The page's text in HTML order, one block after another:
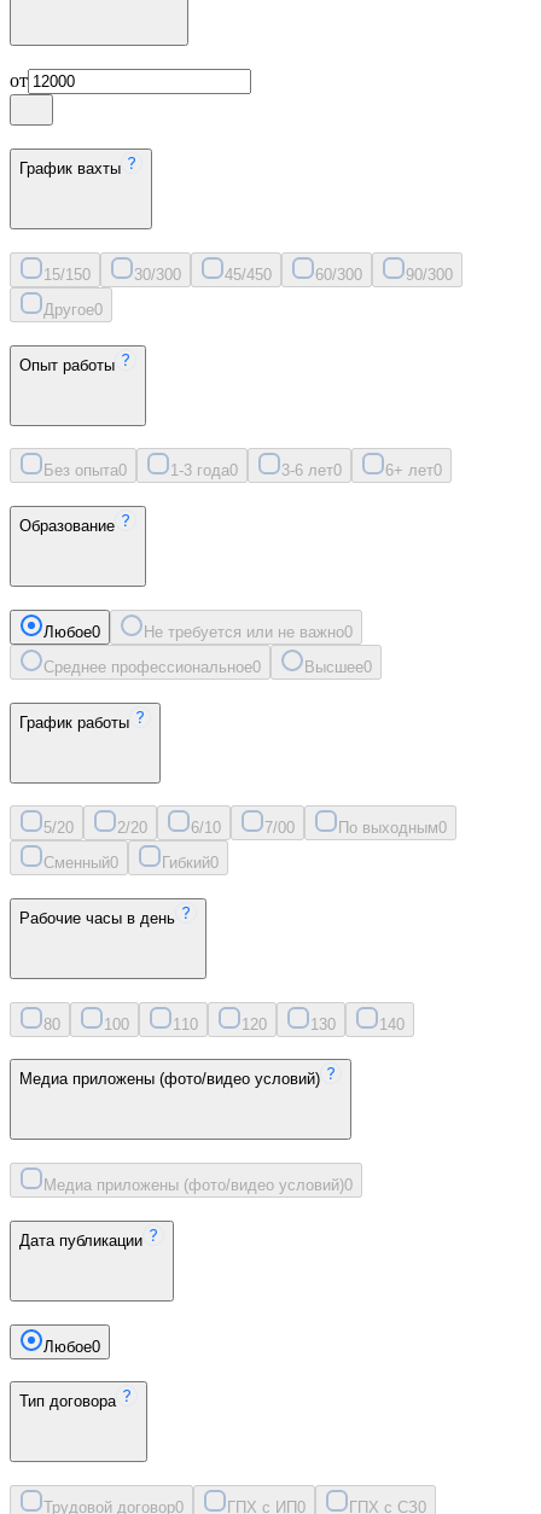
от
График вахты
15/150 30/300 45/450 60/300 90/300
Другое0
Опыт работы
Без опыта0 1-3 года0 3-6 лет0 6+ лет0
Образование
Любое0 Не требуется или не важно0
Среднее профессиональное0 Высшее0
График работы
5/20 2/20 6/10 7/00 По выходным0
Сменный0 Гибкий0
Рабочие часы в день
80 100 11 0 120 130 140
Медиа приложены (фото/видео условий)
Медиа приложены (фото/видео условий)0
Дата публикации
Любое0
Тип договора
Трудовой договор0 ГПХ с ИП0 ГПХ с СЗ0